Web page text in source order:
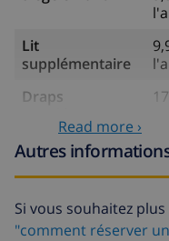
Lit
supplémentaire
Draps
Serviettes
Départ tardif
Nettoyage
Read more ›
Autres
Si vous souhaitez
"comment réserver